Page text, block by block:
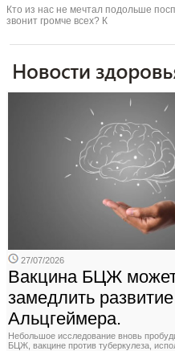
Кто из нас не мечтал подольше
звонит громче всех? К
27/07/2026
Вакцина БЦЖ
замедлить
Альцгеймера.
Небольшое исследование вновь
БЦЖ, вакцине против туберкулеза,